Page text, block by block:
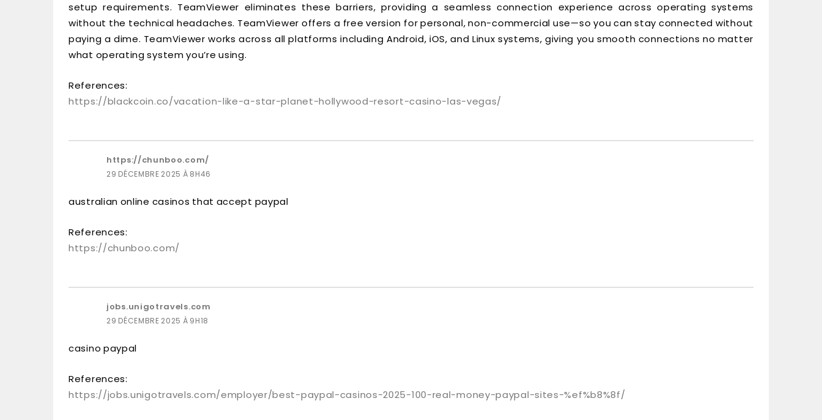
setup requirements. TeamViewer eliminates these barriers, providing a seamless connection experience across operating systems
without the technical headaches. TeamViewer offers a free version for personal, non-commercial use—so you can stay connected without
paying a dime. TeamViewer works across all platforms including Android, iOS, and Linux systems, giving you smooth connections no matter
what operating system you’re using.
References:
https://blackcoin.co/vacation-like-a-star-planet-hollywood-resort-casino-las-vegas/
https://chunboo.com/
29 DÉCEMBRE 2025 À 8H46
australian online casinos that accept paypal
References:
https://chunboo.com/
jobs.unigotravels.com
29 DÉCEMBRE 2025 À 9H18
casino paypal
References:
https://jobs.unigotravels.com/employer/best-paypal-casinos-2025-100-real-money-paypal-sites-%ef%b8%8f/